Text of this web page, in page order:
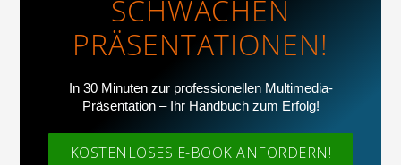
SCHWACHEN
PRÄSENTATIONEN!
In 30 Minuten zur professionellen Multimedia-
Präsentation – Ihr Handbuch zum Erfolg!
KOSTENLOSES E-BOOK ANFORDERN!